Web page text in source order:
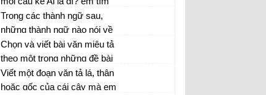
cây dừa, theo gợi ý sau:
được ở hoạt động 1. Ghi kết
quả vào bảng nhóm.
Trong các thành ngữ sau,
những thành ngữ nào nói về
lòng dũng cảm?
Chọn và viết bài văn miêu tả
theo một trong những đề bài
dưới đây: tả cây bóng mát, tả
cây ăn quả, tả một cây hoa
Viết một đoạn văn tả lá, thân
hoặc gốc của cái cây mà em